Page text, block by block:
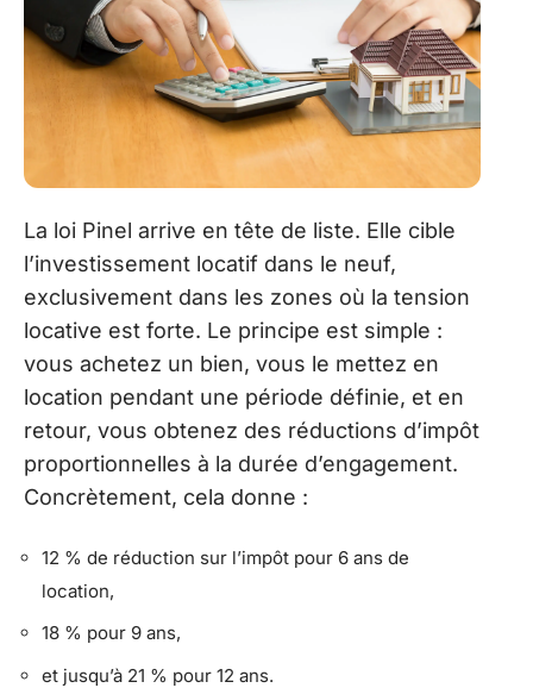
La loi Pinel arrive en tête de liste. Elle cible
l’investissement locatif dans le neuf,
exclusivement dans les zones où la tension
locative est forte. Le principe est simple :
vous achetez un bien, vous le mettez en
location pendant une période définie, et en
retour, vous obtenez des réductions d’impôt
proportionnelles à la durée d’engagement.
Concrètement, cela donne :
12 % de réduction sur l’impôt pour 6 ans de
location,
18 % pour 9 ans,
et jusqu’à 21 % pour 12 ans.